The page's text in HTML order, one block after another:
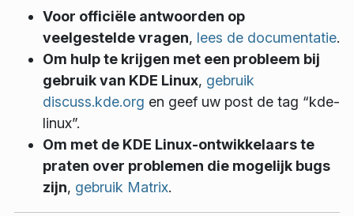
Voor officiële antwoorden op
veelgestelde vragen, lees de documentatie.
Om hulp te krijgen met een probleem bij
gebruik van KDE Linux, gebruik
discuss.kde.org en geef uw post de tag “kde-
linux”.
Om met de KDE Linux-ontwikkelaars te
praten over problemen die mogelijk bugs
zijn, gebruik Matrix.